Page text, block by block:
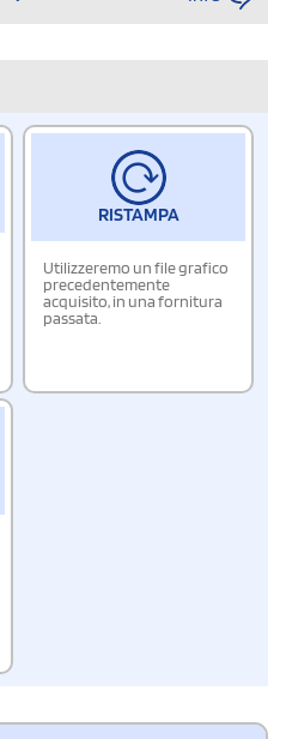
RISTAMPA
Utilizzeremo un file grafico
precedentemente
acquisito, in una fornitura
passata.